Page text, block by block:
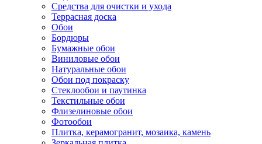
Средства для очистки и ухода
Террасная доска
Обои
Бордюры
Бумажные обои
Виниловые обои
Натуральные обои
Обои под покраску
Стеклообои и паутинка
Текстильные обои
Флизелиновые обои
Фотообои
Плитка, керамогранит, мозаика, камень